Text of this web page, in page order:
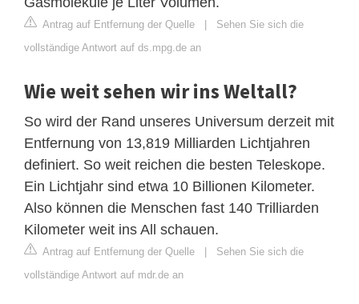
Antrag auf Entfernung der Quelle | Sehen Sie sich die
vollständige Antwort auf ds.mpg.de an
Wie weit sehen wir ins Weltall?
So wird der Rand unseres Universum derzeit mit
Entfernung von 13,819 Milliarden Lichtjahren
definiert. So weit reichen die besten Teleskope.
Ein Lichtjahr sind etwa 10 Billionen Kilometer.
Also können die Menschen fast 140 Trilliarden
Kilometer weit ins All schauen.
Antrag auf Entfernung der Quelle | Sehen Sie sich die
vollständige Antwort auf mdr.de an